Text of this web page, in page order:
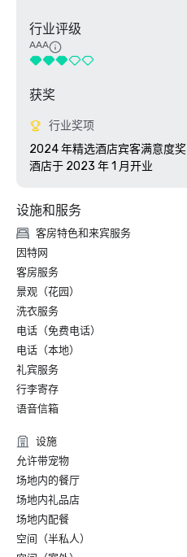
行业评级
AAA
获奖
行业奖项
2024 年精选酒店宾客满意度奖
酒店于 2023 年 1 月开业
设施和服务
客房特色和来宾服务
因特网
客房服务
景观（花园）
洗衣服务
电话（免费电话）
电话（本地）
礼宾服务
行李寄存
语音信箱
设施
允许带宠物
场地内的餐厅
场地内礼品店
场地内配餐
空间（半私人）